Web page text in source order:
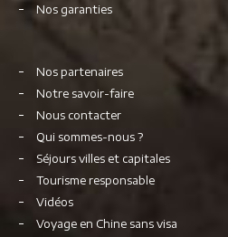
Nos garanties
Nos partenaires
Notre savoir-faire
Nous contacter
Qui sommes-nous ?
Séjours villes et capitales
Tourisme responsable
Vidéos
Voyage en Chine sans visa